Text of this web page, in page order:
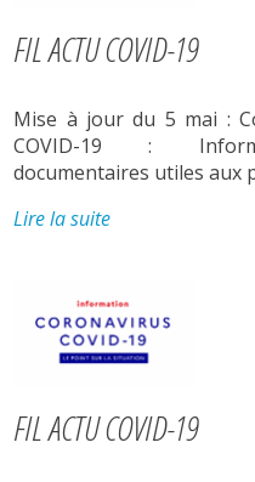
FIL ACTU COVID-19
Mise à jour du 5 mai :
COVID-19 :
documentaires utiles aux
Lire la suite
FIL ACTU COVID-19